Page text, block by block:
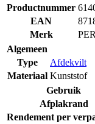
Productnummer
EAN
Merk
Algemeen
Type
Afdekvilt
Materiaal Kunststof
Gebruik
Afplakrand
Rendement per